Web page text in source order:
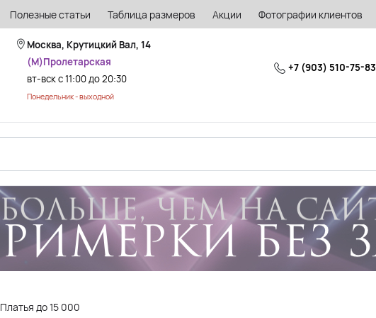
Полезные статьи Таблица размеров Акции Фотографии клиентов
Москва, Крутицкий Вал, 14
(М)Пролетарская
вт-вск с 11:00 до 20:30
Понедельник - выходной
+7 (903) 510-75-83
Платья до 15 000